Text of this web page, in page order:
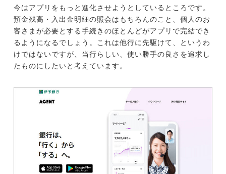
今はアプリをもっと進化させようとしているところです。
預金残高・入出金明細の照会はもちろんのこと、個人のお
客さまが必要とする手続きのほとんどがアプリで完結でき
るようになるでしょう。これは他行に先駆けて、というわ
けではないですが、当行らしい、使い勝手の良さを追求し
たものにしたいと考えています。